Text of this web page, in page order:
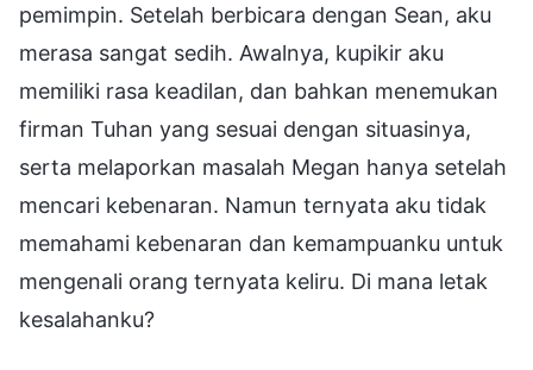
pemimpin. Setelah berbicara dengan Sean, aku
merasa sangat sedih. Awalnya, kupikir aku
memiliki rasa keadilan, dan bahkan menemukan
firman Tuhan yang sesuai dengan situasinya,
serta melaporkan masalah Megan hanya setelah
mencari kebenaran. Namun ternyata aku tidak
memahami kebenaran dan kemampuanku untuk
mengenali orang ternyata keliru. Di mana letak
kesalahanku?